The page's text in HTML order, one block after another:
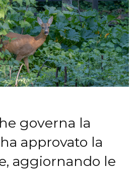
governa la
approvato la
aggiornando le